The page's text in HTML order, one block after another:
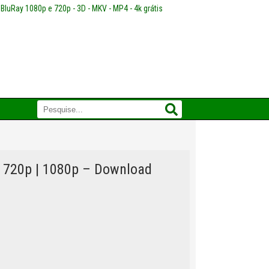
1080p e 720p - 3D - MKV - MP4 - 4k grátis
| 1080p – Download